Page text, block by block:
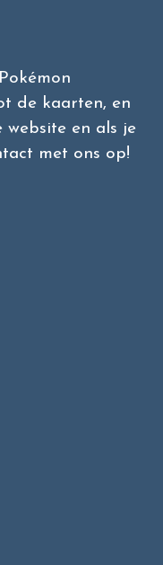
de kaarten, en
website en als je
met ons op!